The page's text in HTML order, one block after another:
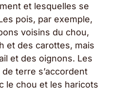
et lesquelles se
pois, par exemple,
voisins du chou,
et des carottes, mais
et des oignons. Les
terre s’accordent
le chou et les haricots